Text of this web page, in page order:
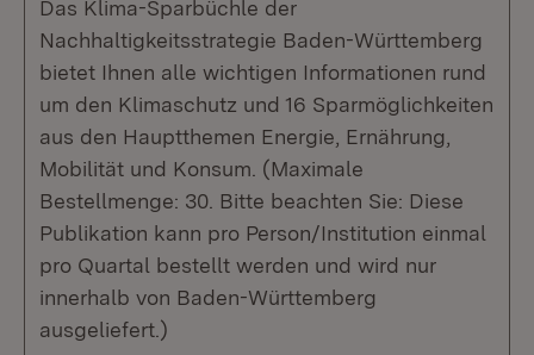
Das Klima-Sparbüchle der
Nachhaltigkeitsstrategie Baden-Württemberg
bietet Ihnen alle wichtigen Informationen rund
um den Klimaschutz und 16 Sparmöglichkeiten
aus den Hauptthemen Energie, Ernährung,
Mobilität und Konsum. (Maximale
Bestellmenge: 30. Bitte beachten Sie: Diese
Publikation kann pro Person/Institution einmal
pro Quartal bestellt werden und wird nur
innerhalb von Baden-Württemberg
ausgeliefert.)